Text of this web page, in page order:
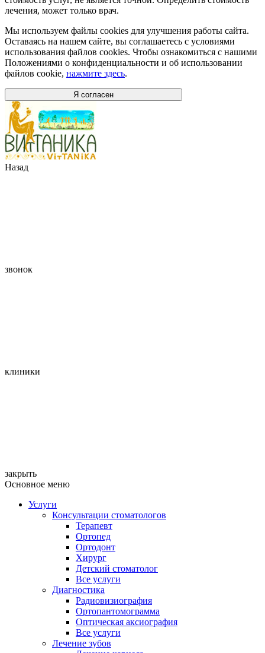
лечения, может только врач.
Мы используем файлы cookies для улучшения работы сайта.
Оставаясь на нашем сайте, вы соглашаетесь с условиями
использования файлов cookies. Чтобы ознакомиться с нашими
Положениями о конфиденциальности и об использовании
файлов cookie, нажмите здесь.
Я согласен
Назад
звонок
клиники
закрыть
Основное меню
Услуги
Консультации стоматологов
Терапевт
Ортопед
Ортодонт
Хирург
Детский стоматолог
Все услуги
Диагностика
Радиовизиография
Ортопантомограмма
Оптическая аксиография
Все услуги
Лечение зубов